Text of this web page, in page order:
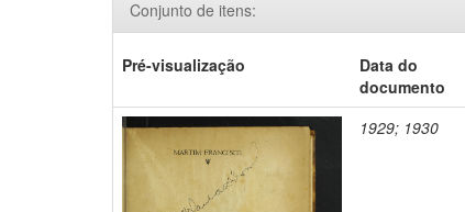
Conjunto de itens:
Pré-visualização
Data do
documento
1929; 1930